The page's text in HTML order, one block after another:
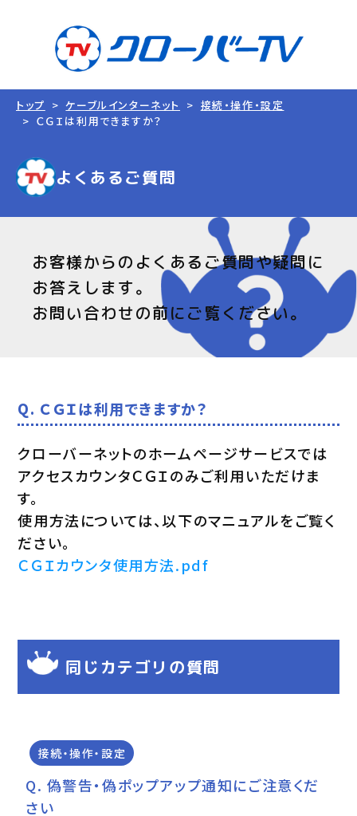
トップ ケーブルインターネット
接続・操作・設定
ＣＧＩは利用できますか？
よくあるご質問
お客様からのよくあるご質問や疑問に
お答えします。
お問い合わせの前にご覧ください。
Q. ＣＧＩは利用できますか？
クローバーネットのホームページサービスでは
アクセスカウンタＣＧＩのみご利用いただけま
す。
使用方法については、以下のマニュアルをご覧く
ださい。
ＣＧＩカウンタ使用方法.pdf
同じカテゴリの質問
接続・操作・設定
偽警告・偽ポップアップ通知にご注意くだ
さい